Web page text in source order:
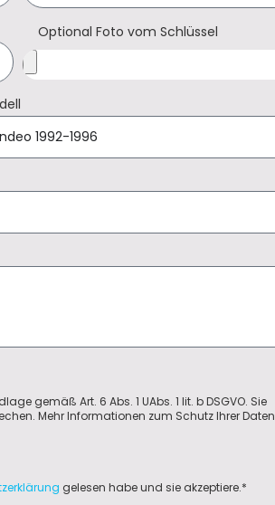
Optional Foto vom Schlüssel
gemäß Art. 6 Abs. 1 UAbs. 1 lit. b DSGVO. Sie
Mehr Informationen zum Schutz Ihrer Daten
gelesen habe und sie akzeptiere.*